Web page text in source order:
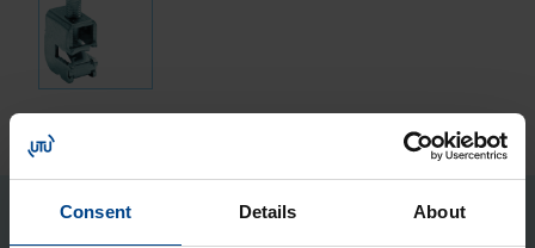
Consent Details About